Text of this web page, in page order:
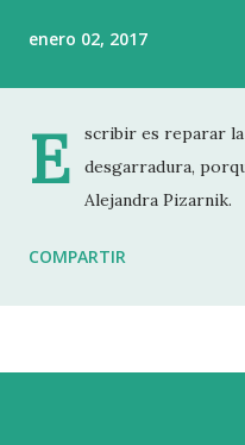
enero 02, 2017
E
scribir es reparar
desgarradura,
Alejandra Pizarnik.
COMPARTIR